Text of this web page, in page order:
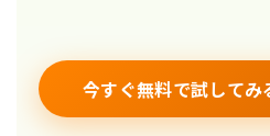
今すぐ無料で試してみ